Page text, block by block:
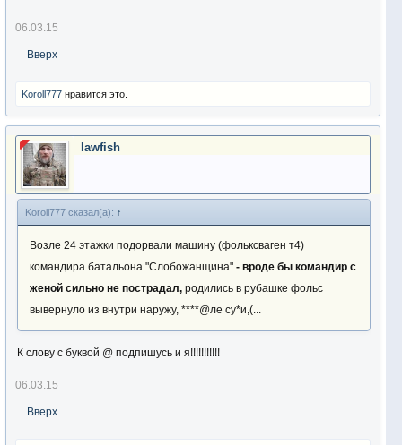
06.03.15
Вверх
Koroll777 нравится это.
lawfish
Koroll777 сказал(а): ↑
Возле 24 этажки подорвали машину (фольксваген т4)
командира батальона "Слобожанщина" - вроде бы командир с
женой сильно не пострадал, родились в рубашке фольс
вывернуло из внутри наружу, ****@ле су*и,(...
К слову с буквой @ подпишусь и я!!!!!!!!!!!
06.03.15
Вверх